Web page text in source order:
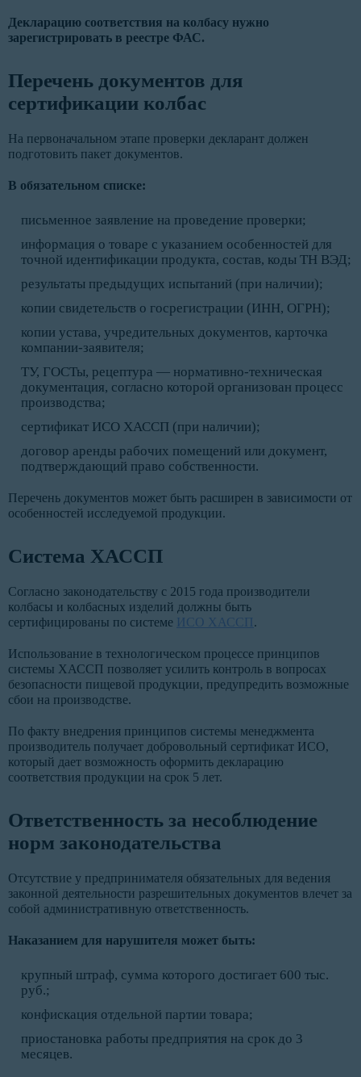
Декларацию соответствия на колбасу нужно
зарегистрировать в реестре ФАС.
Перечень документов для
сертификации колбас
На первоначальном этапе проверки декларант должен
подготовить пакет документов.
В обязательном списке:
письменное заявление на проведение проверки;
информация о товаре с указанием особенностей для
точной идентификации продукта, состав, коды ТН ВЭД;
результаты предыдущих испытаний (при наличии);
копии свидетельств о госрегистрации (ИНН, ОГРН);
копии устава, учредительных документов, карточка
компании-заявителя;
ТУ, ГОСТы, рецептура — нормативно-техническая
документация, согласно которой организован процесс
производства;
сертификат ИСО ХАССП (при наличии);
договор аренды рабочих помещений или документ,
подтверждающий право собственности.
Перечень документов может быть расширен в зависимости от
особенностей исследуемой продукции.
Система ХАССП
Согласно законодательству с 2015 года производители
колбасы и колбасных изделий должны быть
сертифицированы по системе ИСО ХАССП.
Использование в технологическом процессе принципов
системы ХАССП позволяет усилить контроль в вопросах
безопасности пищевой продукции, предупредить возможные
сбои на производстве.
По факту внедрения принципов системы менеджмента
производитель получает добровольный сертификат ИСО,
который дает возможность оформить декларацию
соответствия продукции на срок 5 лет.
Ответственность за несоблюдение
норм законодательства
Отсутствие у предпринимателя обязательных для ведения
законной деятельности разрешительных документов влечет за
собой административную ответственность.
Наказанием для нарушителя может быть:
крупный штраф, сумма которого достигает 600 тыс.
руб.;
конфискация отдельной партии товара;
приостановка работы предприятия на срок до 3
месяцев.